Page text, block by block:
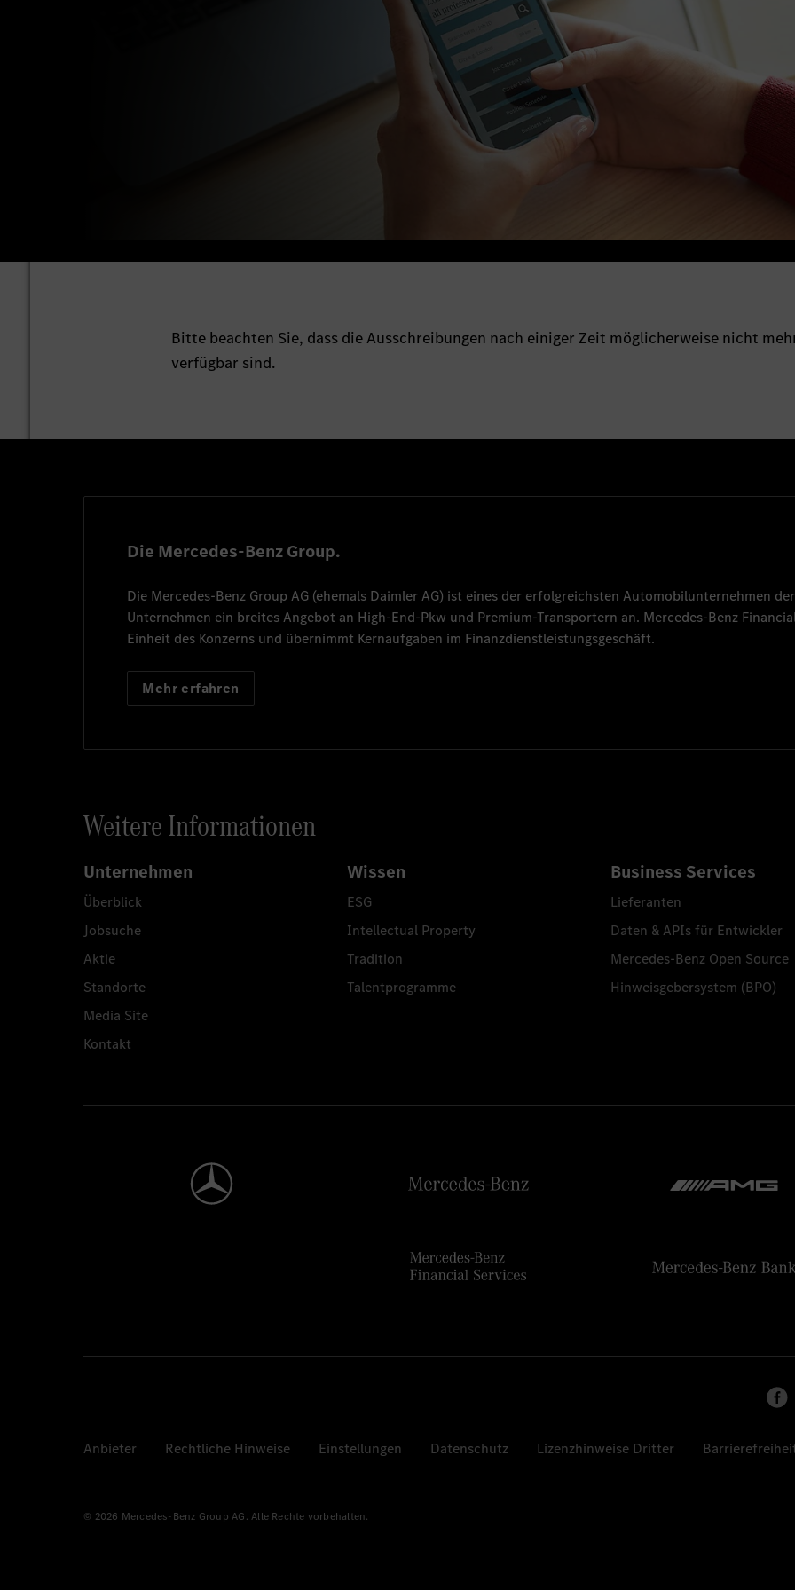
Bitte beachten Sie, dass die Ausschreibungen nach einiger Zeit möglicherweise nicht
verfügbar sind.
Die Mercedes-Benz Group.
Die Mercedes-Benz Group AG (ehemals Daimler AG) ist eines der erfolgreichsten Automobilunternehmen
Unternehmen ein breites Angebot an High-End-Pkw und Premium-Transportern an. Mercedes-Benz
Einheit des Konzerns und übernimmt Kernaufgaben im Finanzdienstleistungsgeschäft.
Mehr erfahren
Weitere Informationen
Unternehmen
Überblick
Jobsuche
Aktie
Standorte
Media Site
Kontakt
Wissen
ESG
Intellectual Property
Tradition
Talentprogramme
Business Services
Lieferanten
Daten & APIs für Entwickler
Mercedes-Benz Open Source
Hinweisgebersystem (BPO)
Anbieter Rechtliche Hinweise Einstellungen Datenschutz Lizenzhinweise Dritter
© 2026 Mercedes-Benz Group AG. Alle Rechte vorbehalten.